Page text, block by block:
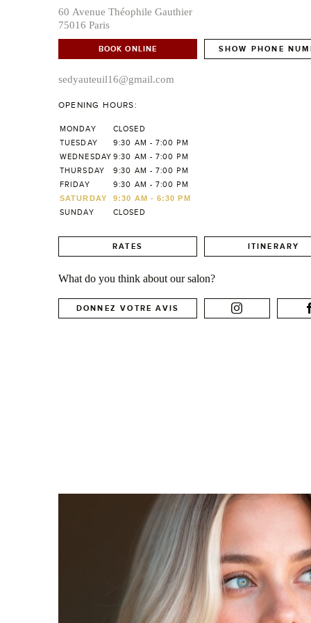
60 Avenue Théophile Gauthier
75016 Paris
BOOK ONLINE SHOW PHONE
sedyauteuil16@gmail.com
OPENING HOURS:
MONDAY
CLOSED
TUESDAY
9:30 AM - 7:00 PM
WEDNESDAY 9:30 AM - 7:00 PM
THURSDAY
9:30 AM - 7:00 PM
FRIDAY
9:30 AM - 7:00 PM
SATURDAY
9:30 AM - 6:30 PM
SUNDAY
CLOSED
RATES ITINERARY
What do you think about our salon?
DONNEZ VOTRE AVIS